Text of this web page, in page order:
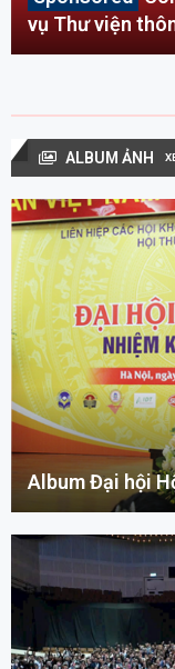
vụ Thư viện
ALBUM ẢNH
Album Đại hội